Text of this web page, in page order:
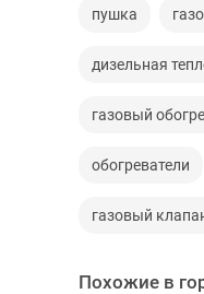
пушка
дизельная
газовый
обогреватели
газовый
Похожие в